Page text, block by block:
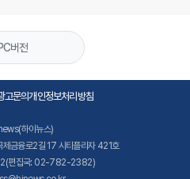
PC버전
고문의개인정보처리방침
하이뉴스)
제금융로2길 17 시티플라자 421호
편집국: 02-782-2382)